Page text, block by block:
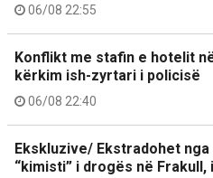
06/08 22:55
Konflikt me stafin e hotelit
kërkim ish-zyrtari i policisë
06/08 22:40
Ekskluzive/ Ekstradohet nga
“kimisti” i drogës në